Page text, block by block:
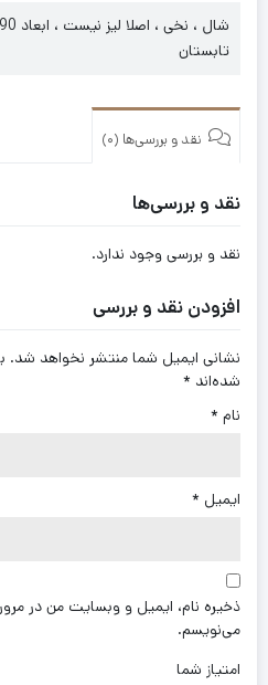
تابستان
نقد و بررسی‌ها (0)
نقد و بررسی‌ها
نقد و بررسی وجود ندارد.
افزودن نقد و بررسی
نشانی ایمیل شما منتشر نخواهد شد.
شده‌اند *
نام *
ایمیل *
ذخیره نام، ایمیل و وبسایت من در
می‌نویسم.
امتیاز شما